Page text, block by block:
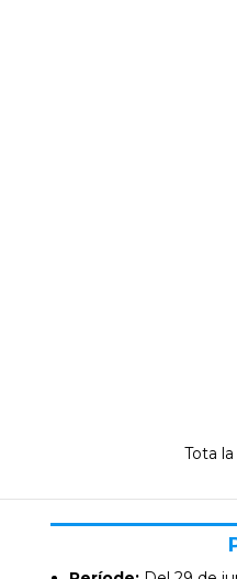
Tota